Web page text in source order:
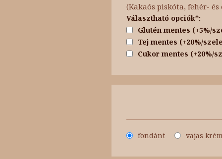
(Kakaós piskóta, fehér-
Választható opciók*:
Glutén mentes (+5%/
Tej mentes (+20%/
Cukor mentes (+20%/
fondánt vajas